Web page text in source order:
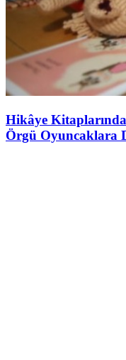
Hikâye
Örgü Oyuncaklara